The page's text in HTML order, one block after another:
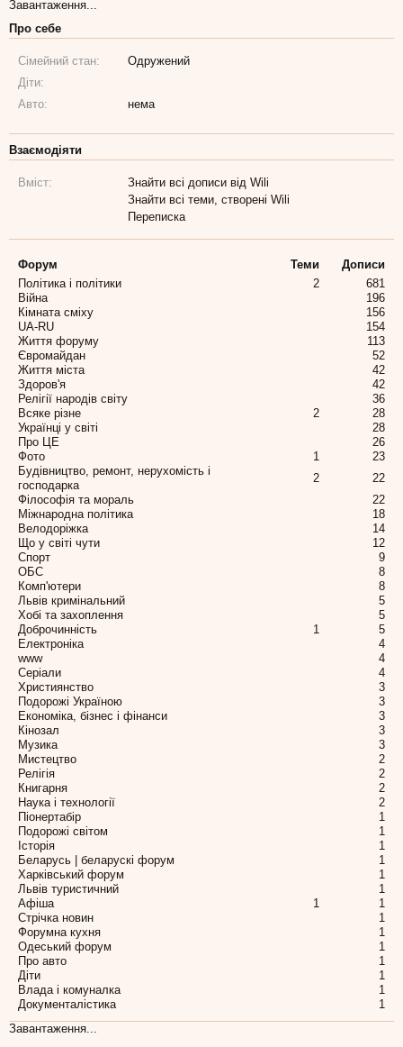
Завантаження...
Про себе
Сімейний стан:
Одружений
Діти:
Авто:
нема
Взаємодіяти
Вміст:
Знайти всі дописи від Wili
Знайти всі теми, створені Wili
Переписка
Форум Теми
Дописи
Політика і політики
2
681
Війна
196
Кімната сміху
156
UA-RU
154
Життя форуму
113
Євромайдан
52
Життя міста
42
Здоров'я
42
Релігії народів світу
36
Всяке різне
2
28
Українці у світі
28
Про ЦЕ
26
Фото
1
23
Будівництво, ремонт, нерухомість і
господарка
2
22
Філософія та мораль
22
Міжнародна політика
18
Велодоріжка
14
Що у світі чути
12
Спорт
9
ОБС
8
Комп'ютери
8
Львів кримінальний
5
Хобі та захоплення
5
Доброчинність
1
5
Електроніка
4
www
4
Серіали
4
Християнство
3
Подорожі Україною
3
Економіка, бізнес і фінанси
3
Кінозал
3
Музика
3
Мистецтво
2
Релігія
2
Книгарня
2
Наука і технології
2
Піонертабір
1
Подорожі світом
1
Історія
1
Беларусь | беларускі форум
1
Харківський форум
1
Львів туристичний
1
Афіша
1
1
Стрічка новин
1
Форумна кухня
1
Одеський форум
1
Про авто
1
Діти
1
Влада і комуналка
1
Документалістика
1
Завантаження...